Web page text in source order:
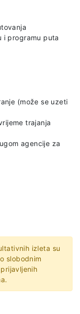
i programu puta
(može se uzeti
trajanja
agencije za
izleta su
slobodnim